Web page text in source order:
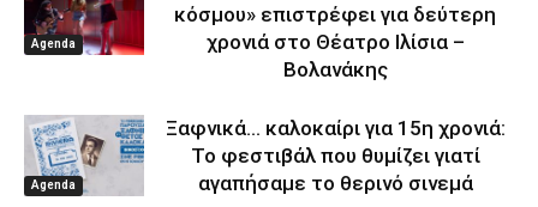
Agenda
κόσμου» επιστρέφει για δεύτερη
χρονιά στο Θέατρο Ιλίσια –
Βολανάκης
Agenda
Ξαφνικά… καλοκαίρι για 15η χρονιά:
Το φεστιβάλ που θυμίζει γιατί
αγαπήσαμε το θερινό σινεμά